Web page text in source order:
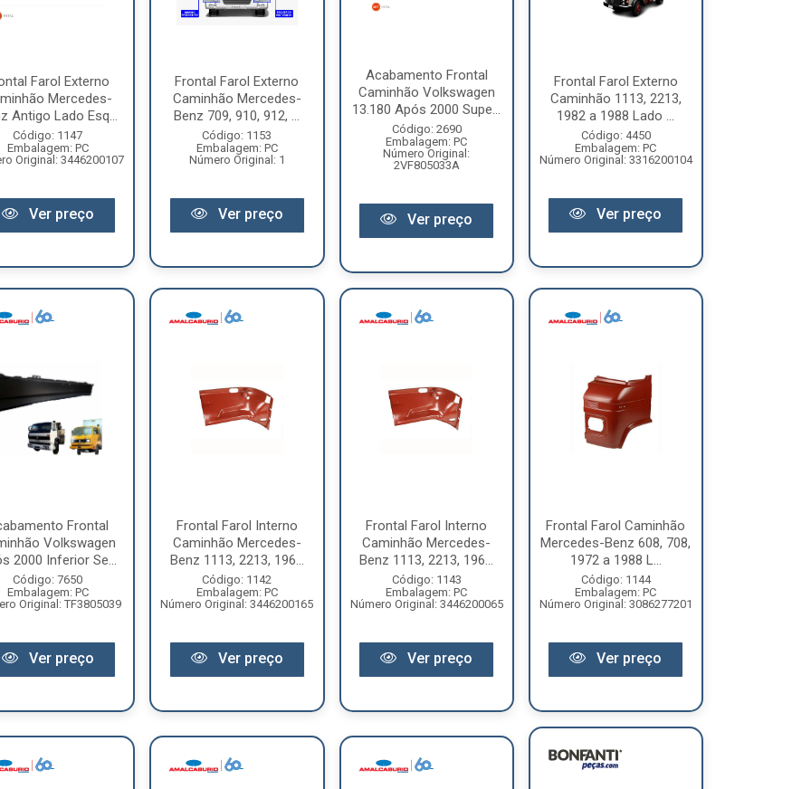
Farol Externo
Mercedes-
Antigo Lado Esq...
Código: 1147
Embalagem: PC
Original: 3446200107
Ver preço
Frontal Farol Externo
Caminhão Mercedes-
Benz 709, 910, 912, ...
Código: 1153
Embalagem: PC
Número Original: 1
Ver preço
Acabamento Frontal
Caminhão Volkswagen
13.180 Após 2000 Supe...
Código: 2690
Embalagem: PC
Número Original:
2VF805033A
Ver preço
Frontal Farol Externo
Caminhão 1113, 2213,
1982 a 1988 Lado ...
Código: 4450
Embalagem: PC
Número Original: 3316200104
Ver preço
Frontal
Volkswagen
2000 Inferior Se...
Código: 7650
Embalagem: PC
Original: TF3805039
Ver preço
Frontal Farol Interno
Caminhão Mercedes-
Benz 1113, 2213, 196...
Código: 1142
Embalagem: PC
Número Original: 3446200165
Ver preço
Frontal Farol Interno
Caminhão Mercedes-
Benz 1113, 2213, 196...
Código: 1143
Embalagem: PC
Número Original: 3446200065
Ver preço
Frontal Farol Caminhão
Mercedes-Benz 608, 708,
1972 a 1988 L...
Código: 1144
Embalagem: PC
Número Original: 3086277201
Ver preço